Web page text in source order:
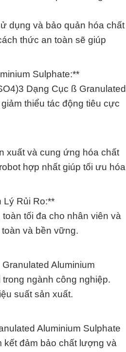
dụng và bảo quản hóa chất
thức an toàn sẽ giúp
Sulphate:**
Dạng Cục ß Granulated
thiểu tác động tiêu cực
xuất và cung ứng hóa chất
hợp nhất giúp tối ưu hóa
Lý Rủi Ro:**
tối đa cho nhân viên và
và bền vững.
Aluminium
ngành công nghiệp.
suất sản xuất.
Aluminium Sulphate
kết đảm bảo chất lượng và